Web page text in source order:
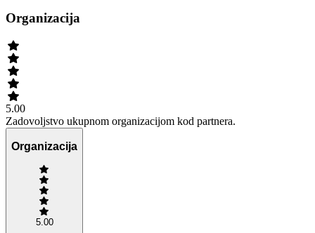
Organizacija
5.00
Zadovoljstvo ukupnom organizacijom kod partnera.
Organizacija
5.00